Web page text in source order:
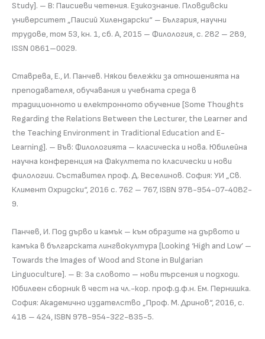
Study]. – В: Паисиеви четения. Езикознание. Пловдивски
университет „Паисий Хилендарски“ – България, научни
трудове, том 53, кн. 1, сб. А, 2015 – Филология, с. 282 – 289,
ISSN 0861–0029.
Ставрева, Е., И. Панчев. Някои бележки за отношенията на
преподавателя, обучавания и учебната среда в
традиционното и електронното обучение [Some Thoughts
Regarding the Relations Between the Lecturer, the Learner and
the Teaching Environment in Traditional Education and E-
Learning]. – Във: Филологията – класическа и нова. Юбилейна
научна конференция на Факултета по класически и нови
филологии. Съставител проф. Д. Веселинов. София: УИ „Св.
Климент Охридски“, 2016 с. 762 – 767, ISBN 978-954-07-4082-
9.
Панчев, И. Под дърво и камък – към образите на дървото и
камъка в българската лингвокултура [Looking ‘High and Low’ –
Towards the Images of Wood and Stone in Bulgarian
Linguoculture]. – В: За словото – нови търсения и подходи.
Юбилеен сборник в чест на чл.-кор. проф.д.ф.н. Ем. Пернишка.
София: Академично издателство „Проф. М. Дринов“, 2016, с.
418 – 424, ISBN 978-954-322-835-5.